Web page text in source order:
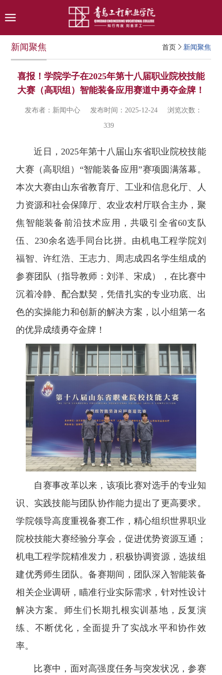
首页 新闻聚焦
新闻聚焦
喜报！学院学子在2025年第十八届职业院校技能
大赛（高职组）智能装备应用赛道中勇夺金牌！
发布者：新闻中心 发布时间：2025-12-24 浏览次数：
339
近日，2025年第十八届山东省职业院校技能
大赛（高职组）“智能装备应用”赛项圆满落幕。
本次大赛由山东省教育厅、工业和信息化厅、人
力资源和社会保障厅、农业农村厅联合主办，聚
焦智能装备前沿技术应用，共吸引全省60支队
伍、230余名选手同台比拼。由机电工程学院刘
福智、许红浩、王志力、周志成四名学生组成的
参赛团队（指导教师：刘洋、宋成），在比赛中
沉着冷静、配合默契，凭借扎实的专业功底、出
色的实操能力和创新的解决方案，以小组第一名
的优异成绩勇夺金牌！
自赛事改革以来，该项比赛对选手的专业知
识、实践技能与团队协作能力提出了更高要求。
学院领导高度重视备赛工作，精心组织世界职业
院校技能大赛经验分享会，促进优势资源互通；
机电工程学院精准发力，积极协调资源，选拔组
建优秀师生团队。备赛期间，团队深入智能装备
相关企业调研，瞄准行业实际需求，针对性设计
解决方案。师生们长期扎根实训基地，反复演
练、不断优化，全面提升了实战水平和协作效
率。
比赛中，面对高强度任务与突发状况，参赛